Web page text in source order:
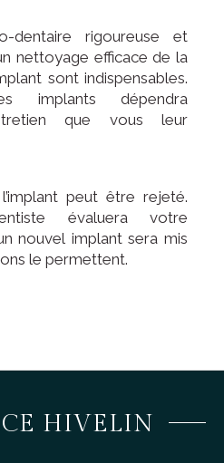
dentaire rigoureuse et
nettoyage efficace de la
sont indispensables.
implants dépendra
que vous leur
peut être rejeté.
évaluera votre
nouvel implant sera mis
le permettent.
HIVELIN